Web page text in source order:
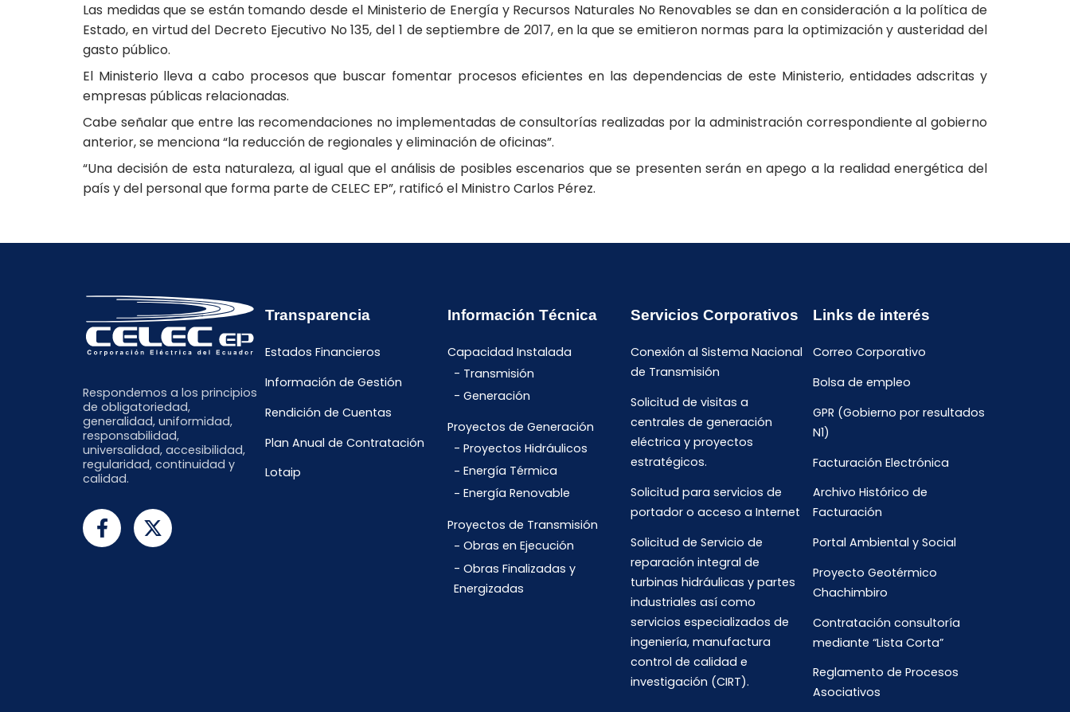
Las medidas que se están tomando desde el Ministerio de Energía y Recursos Naturales No Renovables se dan en consideración a la política de
Estado, en virtud del Decreto Ejecutivo No 135, del 1 de septiembre de 2017, en la que se emitieron normas para la optimización y austeridad del
gasto público.
El Ministerio lleva a cabo procesos que buscar fomentar procesos eficientes en las dependencias de este Ministerio, entidades adscritas y
empresas públicas relacionadas.
Cabe señalar que entre las recomendaciones no implementadas de consultorías realizadas por la administración correspondiente al gobierno
anterior, se menciona “la reducción de regionales y eliminación de oficinas”.
“Una decisión de esta naturaleza, al igual que el análisis de posibles escenarios que se presenten serán en apego a la realidad energética del
país y del personal que forma parte de CELEC EP”, ratificó el Ministro Carlos Pérez.
Respondemos a los principios
de obligatoriedad,
generalidad, uniformidad,
responsabilidad,
universalidad, accesibilidad,
regularidad, continuidad y
calidad.
Transparencia
Estados Financieros
Información de Gestión
Rendición de Cuentas
Plan Anual de Contratación
Lotaip
Información Técnica
Capacidad Instalada
Transmisión
Generación
Proyectos de Generación
Proyectos Hidráulicos
Energía Térmica
Energía Renovable
Proyectos de Transmisión
Obras en Ejecución
Obras Finalizadas y
Energizadas
Servicios Corporativos
Conexión al Sistema Nacional
de Transmisión
Solicitud de visitas a
centrales de generación
eléctrica y proyectos
estratégicos.
Solicitud para servicios de
portador o acceso a Internet
Solicitud de Servicio de
reparación integral de
turbinas hidráulicas y partes
industriales así como
servicios especializados de
ingeniería, manufactura
control de calidad e
investigación (CIRT).
Links de interés
Correo Corporativo
Bolsa de empleo
GPR (Gobierno por resultados
N1)
Facturación Electrónica
Archivo Histórico de
Facturación
Portal Ambiental y Social
Proyecto Geotérmico
Chachimbiro
Contratación consultoría
mediante “Lista Corta”
Reglamento de Procesos
Asociativos